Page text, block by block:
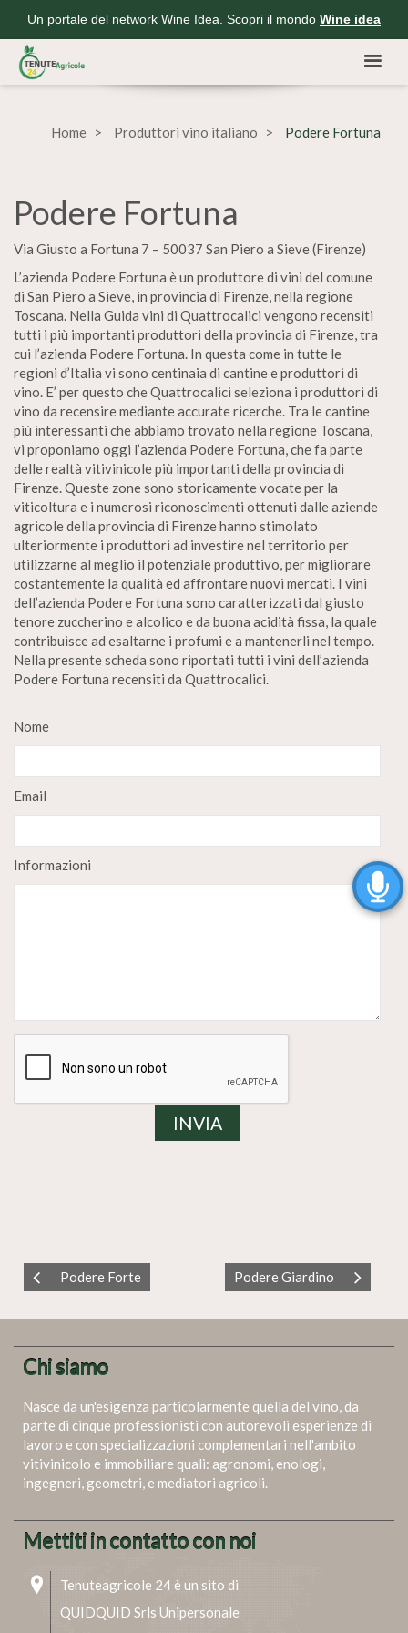
Un portale del network Wine Idea. Scopri il mondo Wine idea
Home Produttori vino italiano Podere Fortuna
Podere Fortuna
Via Giusto a Fortuna 7 – 50037 San Piero a Sieve (Firenze)
L’azienda Podere Fortuna è un produttore di vini del comune
di San Piero a Sieve, in provincia di Firenze, nella regione
Toscana. Nella Guida vini di Quattrocalici vengono recensiti
tutti i più importanti produttori della provincia di Firenze, tra
cui l’azienda Podere Fortuna. In questa come in tutte le
regioni d’Italia vi sono centinaia di cantine e produttori di
vino. E’ per questo che Quattrocalici seleziona i produttori di
vino da recensire mediante accurate ricerche. Tra le cantine
più interessanti che abbiamo trovato nella regione Toscana,
vi proponiamo oggi l’azienda Podere Fortuna, che fa parte
delle realtà vitivinicole più importanti della provincia di
Firenze. Queste zone sono storicamente vocate per la
viticoltura e i numerosi riconoscimenti ottenuti dalle aziende
agricole della provincia di Firenze hanno stimolato
ulteriormente i produttori ad investire nel territorio per
utilizzarne al meglio il potenziale produttivo, per migliorare
costantemente la qualità ed affrontare nuovi mercati. I vini
dell’azienda Podere Fortuna sono caratterizzati dal giusto
tenore zuccherino e alcolico e da buona acidità fissa, la quale
contribuisce ad esaltarne i profumi e a mantenerli nel tempo.
Nella presente scheda sono riportati tutti i vini dell’azienda
Podere Fortuna recensiti da Quattrocalici.
Nome
Email
Informazioni
Podere Forte Podere Giardino
Chi siamo
Nasce da un'esigenza particolarmente quella del vino, da
parte di cinque professionisti con autorevoli esperienze di
lavoro e con specializzazioni complementari nell'ambito
vitivinicolo e immobiliare quali: agronomi, enologi,
ingegneri, geometri, e mediatori agricoli.
Mettiti in contatto con noi
Tenuteagricole 24 è un sito di
QUIDQUID Srls Unipersonale